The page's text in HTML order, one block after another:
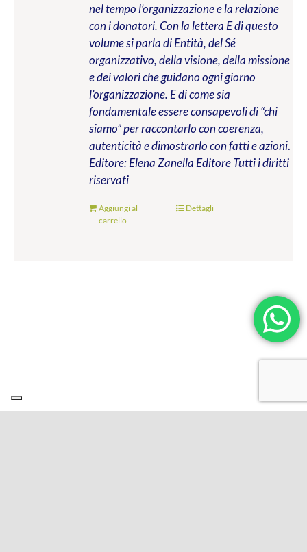
nel tempo l’organizzazione e la relazione
con i donatori. Con la lettera E di questo
volume si parla di Entità, del Sé
organizzativo, della visione, della missione
e dei valori che guidano ogni giorno
l’organizzazione. E di come sia
fondamentale essere consapevoli di “chi
siamo” per raccontarlo con coerenza,
autenticità e dimostrarlo con fatti e azioni.
Editore: Elena Zanella EditoreTutti i diritti
riservati
Aggiungi al
carrello
Dettagli